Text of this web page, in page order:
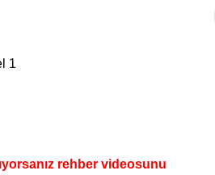
rehber videosunu